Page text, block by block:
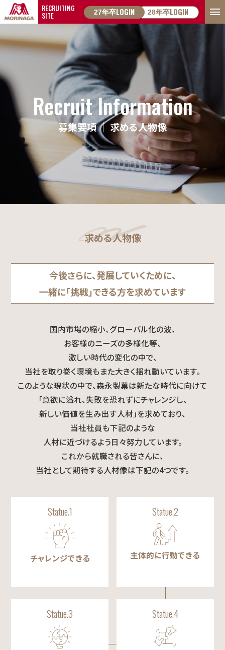
ページの本文へ
RECRUITING
SITE 27年卒LOGIN 28年卒LOGIN
ABOUT US
早わかり！森永製菓
メッセージ
2030ビジョンについて
私たちの考え方
森永製菓の歴史
WORK & BUSINESS
⽣産技術職について
研究開発について
INTERVIEW
RECRUIT INFO
コース採用について
Recruit Information
募集要項 ｜ 求める人物像
求める人物像
今後さらに、発展していくために、
一緒に「挑戦」できる方を求めています
国内市場の縮小、グローバル化の波、
お客様のニーズの多様化等、
激しい時代の変化の中で、
当社を取り巻く環境もまた大きく揺れ動いています。
このような現状の中で、森永製菓は新たな時代に向けて
「意欲に溢れ、失敗を恐れずにチャレンジし、
新しい価値を生み出す人材」を求めており、
当社社員も下記のような
人材に近づけるよう日々努力しています。
これから就職される皆さんに、
当社として期待する人材像は下記の4つです。
Statue.1
チャレンジできる
Statue.2
主体的に行動できる
Statue.3 Statue.4